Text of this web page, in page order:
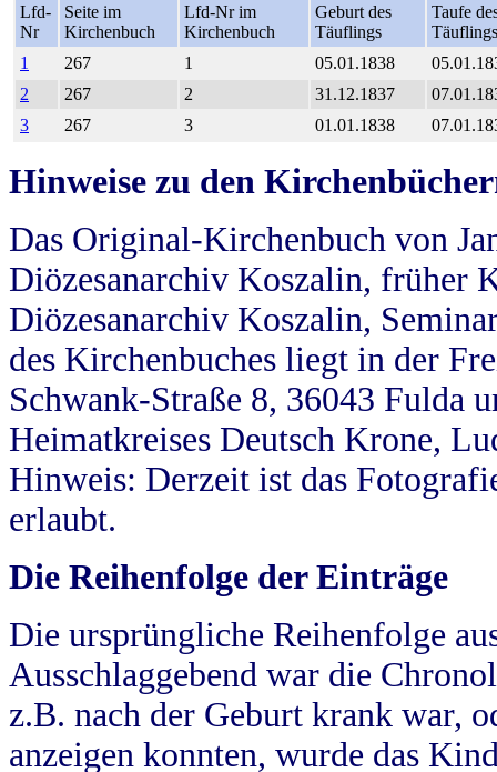
Lfd-
Nr
Seite im
Kirchenbuch
Lfd-Nr im
Kirchenbuch
Geburt des
Täuflings
Taufe
Täuflings
1
267 1 05.01.1838
2
267 2 31.12.1837
3
267 3 01.01.1838
Hinweise zu den
Das Original-Kirchenbuch von
Diözesanarchiv Koszalin, früher
Diözesanarchiv Koszalin,
des Kirchenbuches liegt in der
Schwank-Straße 8, 36043 Fulda
Heimatkreises Deutsch Krone,
Hinweis: Derzeit ist das
erlaubt.
Die Reihenfolge der Einträge
Die ursprüngliche Reihenfolge
Ausschlaggebend war die
z.B. nach der Geburt krank war,
anzeigen konnten, wurde das